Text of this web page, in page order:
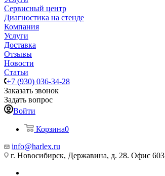
Сервисный центр
Диагностика на стенде
Компания
Услуги
Доставка
Отзывы
Новости
Статьи
+7 (930) 036-34-28
Заказать звонок
Задать вопрос
Войти
Корзина0
info@harlex.ru
г. Новосибирск, Державина, д. 28. Офис 603